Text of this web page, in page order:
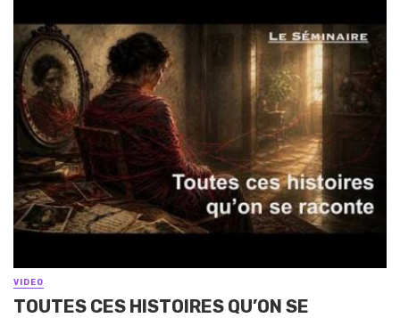
VIDEO
TOUTES CES HISTOIRES QU’ON SE